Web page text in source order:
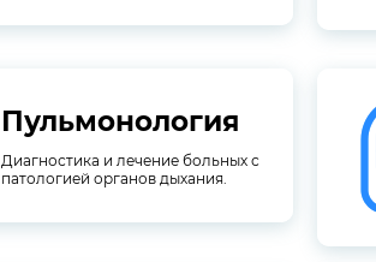
Пульмонология
Диагностика и лечение больных с
патологией органов дыхания.
Пульмонология
Диагностика и лечение больных с
патологией органов дыхания.